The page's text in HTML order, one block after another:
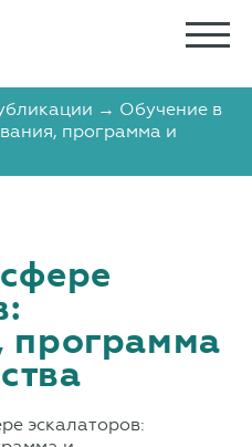
→ Обучение в
программа и
программа